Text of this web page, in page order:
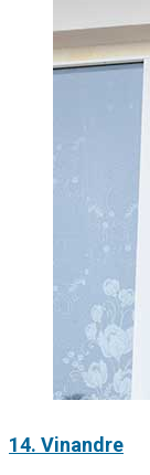
14. Vinandre